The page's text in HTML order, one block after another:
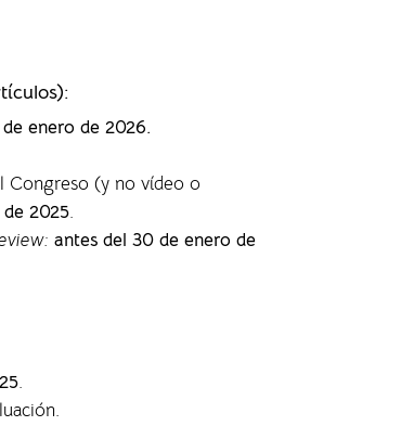
:
enero de 2026.
Congreso (y no vídeo o
de 2025.
antes del 30 de enero de
.